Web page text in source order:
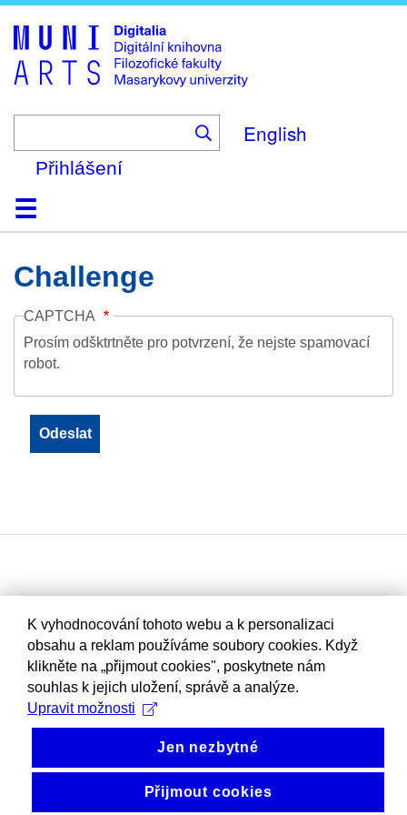
to
main
content
English
Přihlášení
DomůKolekce
Prohlížení
Vyhledávání
O platformě
Nápověda
KontaktDigitalia
Challenge
CAPTCHA
Prosím odšktrtněte pro potvrzení, že nejste spamovací
robot.
K vyhodnocování tohoto webu a k personalizaci
obsahu a reklam používáme soubory cookies. Když
klikněte na „přijmout cookies", poskytnete nám
souhlas k jejich uložení, správě a analýze.
Upravit možnosti
Jen nezbytné
Přijmout cookies